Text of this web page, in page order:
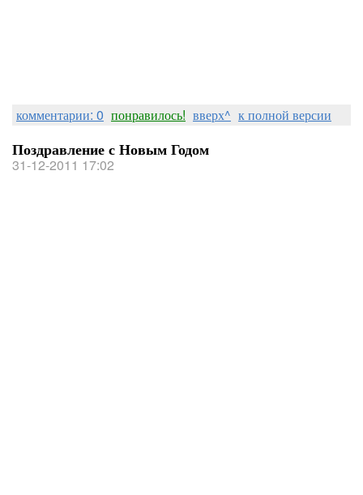
комментарии: 0 понравилось! вверх^ к полной версии
Поздравление с Новым Годом
31-12-2011 17:02